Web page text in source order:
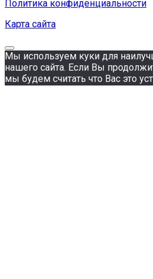
Политика конфиденциальности
Карта сайта
Мы используем куки для
нашего сайта. Если Вы
мы будем считать что Вас это